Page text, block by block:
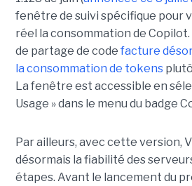
fenêtre de suivi spécifique pour
réel la consommation de
de partage de code facture
la consommation de tokens
La fenêtre est accessible en
Usage » dans le menu du badge
Par ailleurs, avec cette version,
désormais la fiabilité des
étapes. Avant le lancement du